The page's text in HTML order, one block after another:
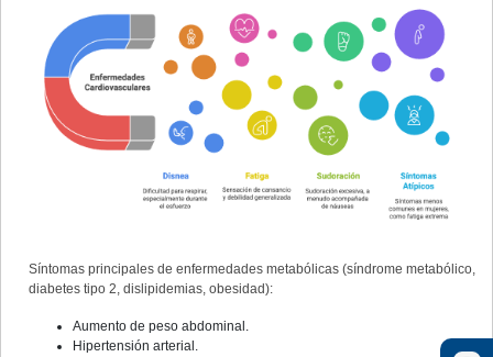
Síntomas principales de enfermedades metabólicas (síndrome metabólico,
diabetes tipo 2, dislipidemias, obesidad):
Aumento de peso abdominal.
Hipertensión arterial.